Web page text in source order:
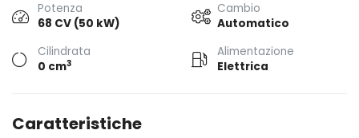
Potenza
68 CV (50 kW)
Cambio
Automatico
Cilindrata
0 cm3
Alimentazione
Elettrica
Caratteristiche